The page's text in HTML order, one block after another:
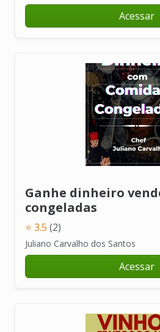
Acessar
Ganhe dinheiro
congeladas
⭐ 3.5 (2)
Juliano Carvalho dos Santos
Acessar